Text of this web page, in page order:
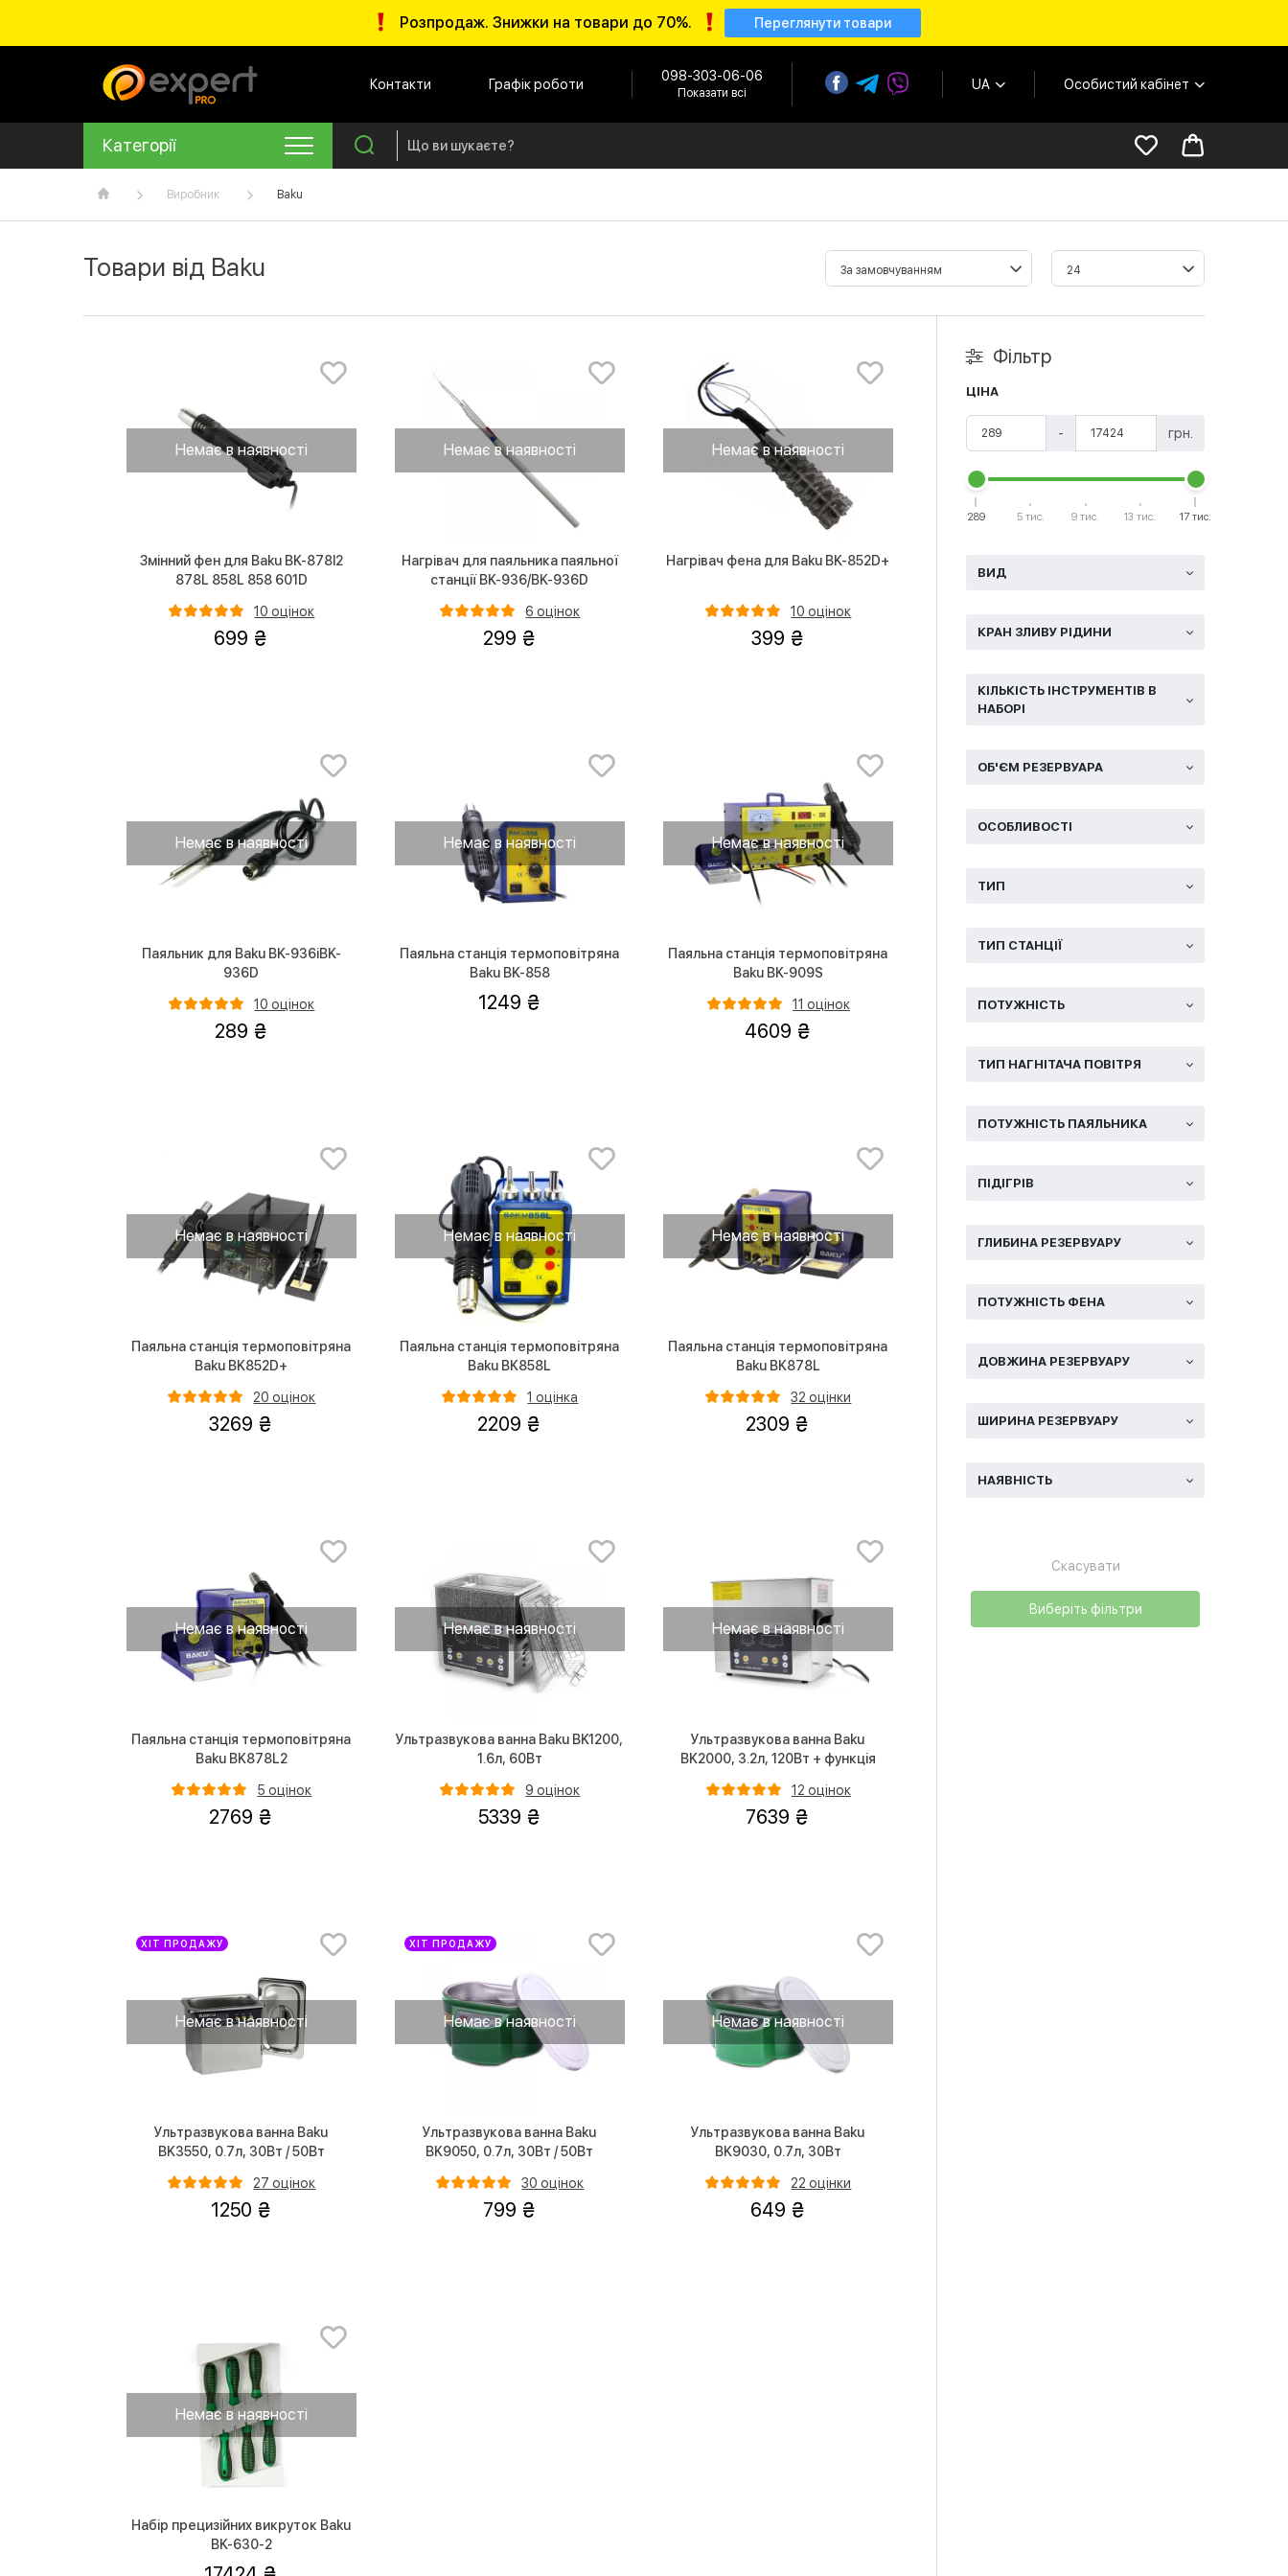
Розпродаж. Знижки на товари до 70%. Переглянути товари
Контакти Графік роботи
098-303-06-06
Показати всі
UA Особистий кабінет
Категорії
Виробник Baku
Товари від Baku
Фільтр
ЦІНА
- грн.
289 5 тис. 9 тис. 13 тис. 17 тис.
ВИД
КРАН ЗЛИВУ РІДИНИ
КІЛЬКІСТЬ ІНСТРУМЕНТІВ В
НАБОРІ
ОБ'ЄМ РЕЗЕРВУАРА
ОСОБЛИВОСТІ
ТИП
ТИП СТАНЦІЇ
ПОТУЖНІСТЬ
ТИП НАГНІТАЧА ПОВІТРЯ
ПОТУЖНІСТЬ ПАЯЛЬНИКА
ПІДІГРІВ
ГЛИБИНА РЕЗЕРВУАРУ
ПОТУЖНІСТЬ ФЕНА
ДОВЖИНА РЕЗЕРВУАРУ
ШИРИНА РЕЗЕРВУАРУ
НАЯВНІСТЬ
Скасувати
Виберіть фільтри
Немає в наявності
Змінний фен для Baku BK-878l2
878L 858L 858 601D
10 оцінок
699
Немає в наявності
Нагрівач для паяльника паяльної
станції BK-936/BK-936D
6 оцінок
299
Немає в наявності
Нагрівач фена для Baku BK-852D+
10 оцінок
399
Немає в наявності
Паяльник для Baku BK-936іBK-
936D
10 оцінок
289
Немає в наявності
Паяльна станція термоповітряна
Baku BK-858
1249
Немає в наявності
Паяльна станція термоповітряна
Baku BK-909S
11 оцінок
4609
Немає в наявності
Паяльна станція термоповітряна
Baku BK852D+
20 оцінок
3269
Немає в наявності
Паяльна станція термоповітряна
Baku BK858L
1 оцінка
2209
Немає в наявності
Паяльна станція термоповітряна
Baku BK878L
32 оцінки
2309
Немає в наявності
Паяльна станція термоповітряна
Baku BK878L2
5 оцінок
2769
Немає в наявності
Ультразвукова ванна Baku BK1200,
1.6л, 60Вт
9 оцінок
5339
Немає в наявності
Ультразвукова ванна Baku
BK2000, 3.2л, 120Вт + функція
12 оцінок
7639
Немає в наявності
ХІТ ПРОДАЖУ
Ультразвукова ванна Baku
BK3550, 0.7л, 30Вт / 50Вт
27 оцінок
1250
Немає в наявності
ХІТ ПРОДАЖУ
Ультразвукова ванна Baku
BK9050, 0.7л, 30Вт / 50Вт
30 оцінок
799
Немає в наявності
Ультразвукова ванна Baku
BK9030, 0.7л, 30Вт
22 оцінки
649
Немає в наявності
Набір прецизійних викруток Baku
BK-630-2